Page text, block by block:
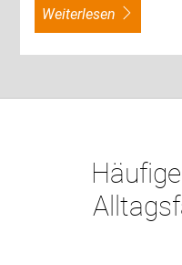
weiterlesen